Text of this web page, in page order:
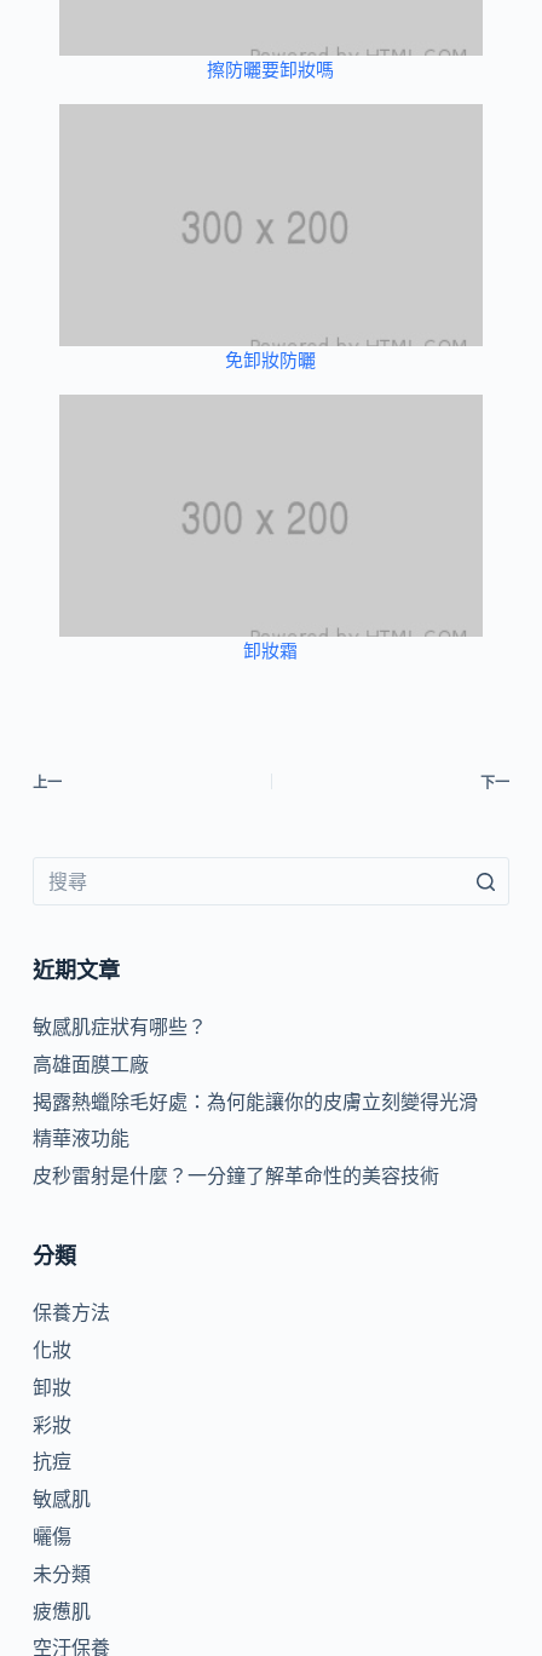
擦防曬要卸妝嗎
免卸妝防曬
卸妝霜
上一 下一
近期文章
敏感肌症狀有哪些？
高雄面膜工廠
揭露熱蠟除毛好處：為何能讓你的皮膚立刻變得光滑
精華液功能
皮秒雷射是什麼？一分鐘了解革命性的美容技術
分類
保養方法
化妝
卸妝
彩妝
抗痘
敏感肌
曬傷
未分類
疲憊肌
空汙保養